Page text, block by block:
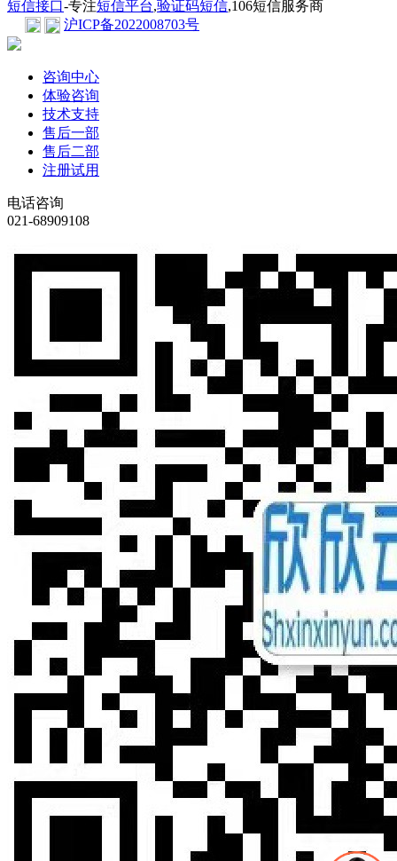
短信接口-专注短信平台,验证码短信,106短信服务商
沪ICP备2022008703号
咨询中心
体验咨询
技术支持
售后一部
售后二部
注册试用
电话咨询
021-68909108